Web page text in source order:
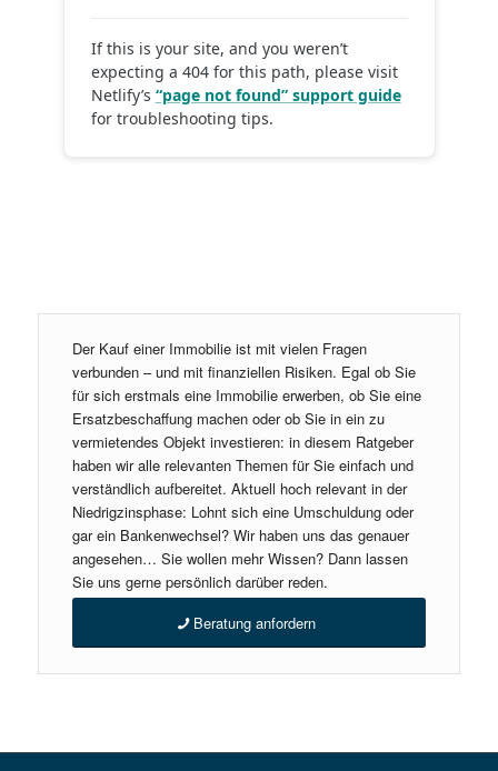
Der Kauf einer Immobilie ist mit vielen Fragen
verbunden – und mit finanziellen Risiken. Egal ob Sie
für sich erstmals eine Immobilie erwerben, ob Sie eine
Ersatzbeschaffung machen oder ob Sie in ein zu
vermietendes Objekt investieren: in diesem Ratgeber
haben wir alle relevanten Themen für Sie einfach und
verständlich aufbereitet. Aktuell hoch relevant in der
Niedrigzinsphase: Lohnt sich eine Umschuldung oder
gar ein Bankenwechsel? Wir haben uns das genauer
angesehen… Sie wollen mehr Wissen? Dann lassen
Sie uns gerne persönlich darüber reden.
Beratung anfordern